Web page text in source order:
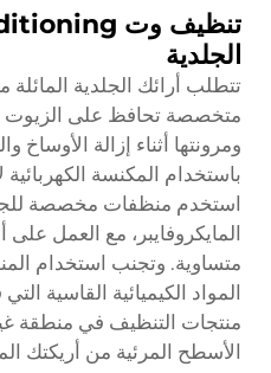
الجلدية
تتطلب أرائك الجلدية
متخصصة تحافظ على الزيوت
ومرونتها أثناء إزالة الأوساخ
باستخدام المكنسة الكهربائية
استخدم منظفات مخصصة
المايكروفايبر، مع العمل
متساوية. وتجنب استخدام
المواد الكيميائية القاسية
منتجات التنظيف في منطقة
الأسطح المرئية من أريكتك